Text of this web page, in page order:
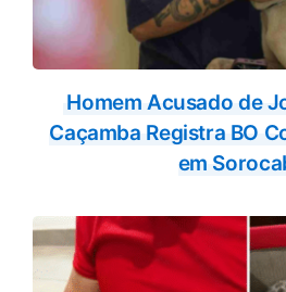
Homem Acusado de
Caçamba Registra BO
em